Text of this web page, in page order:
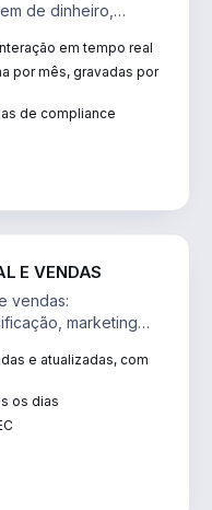
de dinheiro,
em tempo real
por mês, gravadas por
de compliance
E VENDAS
vendas:
marketing
e atualizadas, com
os dias